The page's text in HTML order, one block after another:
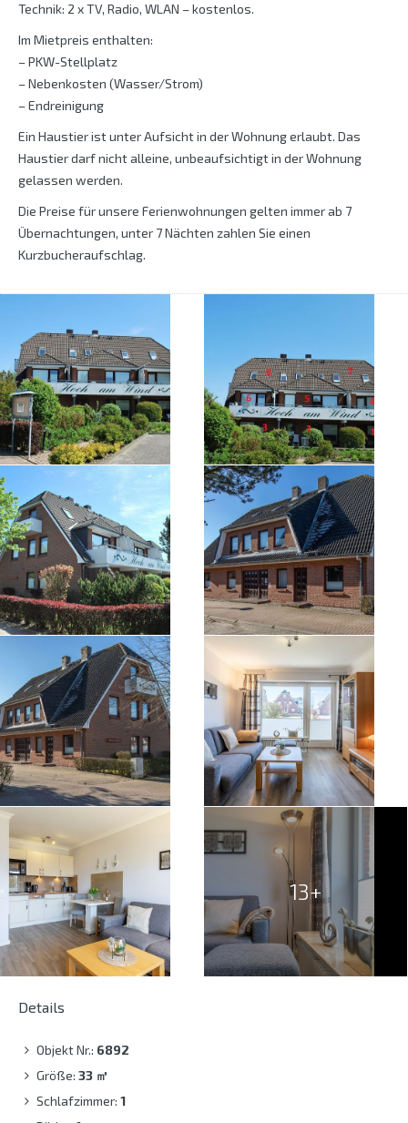
Technik: 2 x TV, Radio, WLAN – kostenlos.
Im Mietpreis enthalten:
– PKW-Stellplatz
– Nebenkosten (Wasser/Strom)
– Endreinigung
Ein Haustier ist unter Aufsicht in der Wohnung erlaubt. Das
Haustier darf nicht alleine, unbeaufsichtigt in der Wohnung
gelassen werden.
Die Preise für unsere Ferienwohnungen gelten immer ab 7
Übernachtungen, unter 7 Nächten zahlen Sie einen
Kurzbucheraufschlag.
13+
Details
Objekt Nr.: 6892
Größe: 33 ㎡
Schlafzimmer: 1